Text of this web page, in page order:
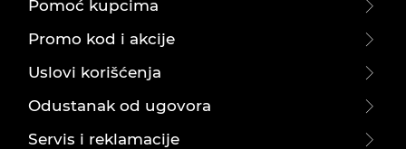
Pomoć kupcima
Promo kod i akcije
Uslovi korišćenja
Odustanak od ugovora
Servis i reklamacije